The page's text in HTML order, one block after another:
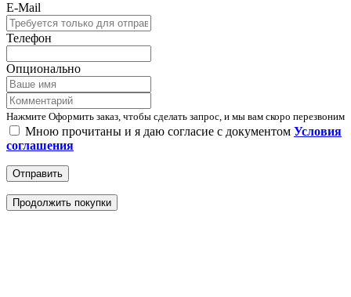
E-Mail
Телефон
Опционально
Нажмите Оформить заказ, чтобы сделать запрос, и мы вам скоро перезвоним
Мною прочитаны и я даю согласие с документом Условия
соглашения
Отправить
Продолжить покупки